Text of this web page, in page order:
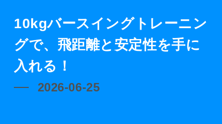
10kgバースイングトレーニン
グで、飛距離と安定性を手に
入れる！
2026-06-25